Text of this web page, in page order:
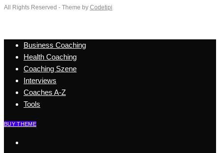
All Rights Reserved - Theme by Codetipi
Business Coaching
Health Coaching
Coaching Szene
Interviews
Coaches A-Z
Tools
BUY THEME